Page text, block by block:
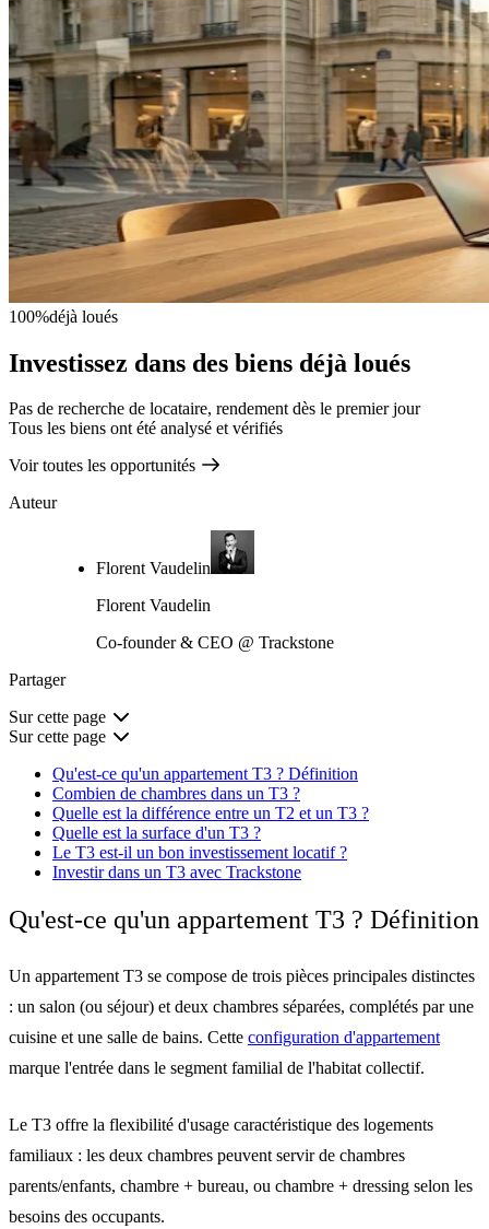
100%déjà loués
Investissez dans des biens déjà loués
Pas de recherche de locataire, rendement dès le premier jour
Tous les biens ont été analysé et vérifiés
Voir toutes les opportunités
Auteur
Florent Vaudelin
Florent Vaudelin
Co-founder & CEO @ Trackstone
Partager
Sur cette page
Sur cette page
Qu'est-ce qu'un appartement T3 ? Définition
Combien de chambres dans un T3 ?
Quelle est la différence entre un T2 et un T3 ?
Quelle est la surface d'un T3 ?
Le T3 est-il un bon investissement locatif ?
Investir dans un T3 avec Trackstone
Qu'est-ce qu'un appartement T3 ? Définition
Un appartement T3 se compose de trois pièces principales distinctes
: un salon (ou séjour) et deux chambres séparées, complétés par une
cuisine et une salle de bains. Cette configuration d'appartement
marque l'entrée dans le segment familial de l'habitat collectif.
Le T3 offre la flexibilité d'usage caractéristique des logements
familiaux : les deux chambres peuvent servir de chambres
parents/enfants, chambre + bureau, ou chambre + dressing selon les
besoins des occupants.